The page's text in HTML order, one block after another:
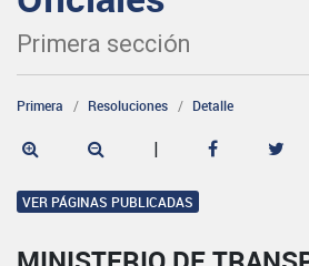
Primera sección
Primera Resoluciones Detalle
|
VER PÁGINAS PUBLICADAS